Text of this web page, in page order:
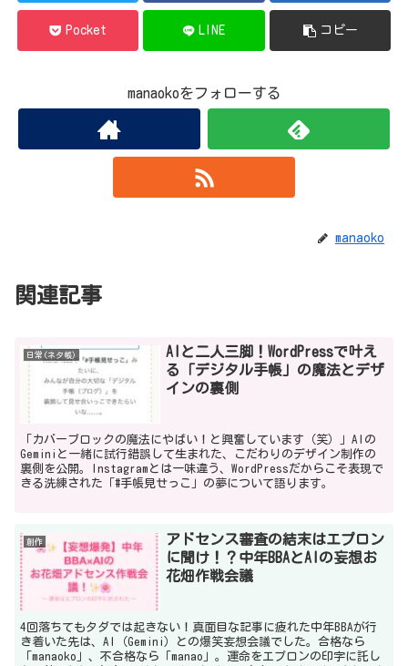
Pocket LINE コピー
manaokoをフォローする
manaoko
関連記事
日常(ネタ帳)
AIと二人三脚！WordPressで叶え
る「デジタル手帳」の魔法とデザ
インの裏側
「カバーブロックの魔法にやばい！と興奮しています（笑）」AIの
Geminiと一緒に試行錯誤して生まれた、こだわりのデザイン制作の
裏側を公開。Instagramとは一味違う、WordPressだからこそ表現で
きる洗練された「#手帳見せっこ」の夢について語ります。
創作
アドセンス審査の結末はエプロン
に聞け！？中年BBAとAIの妄想お
花畑作戦会議
4回落ちてもタダでは起きない！真面目な記事に疲れた中年BBAが行
き着いた先は、AI（Gemini）との爆笑妄想会議でした。合格なら
「manaoko」、不合格なら「manao」。運命をエプロンの印字に託し